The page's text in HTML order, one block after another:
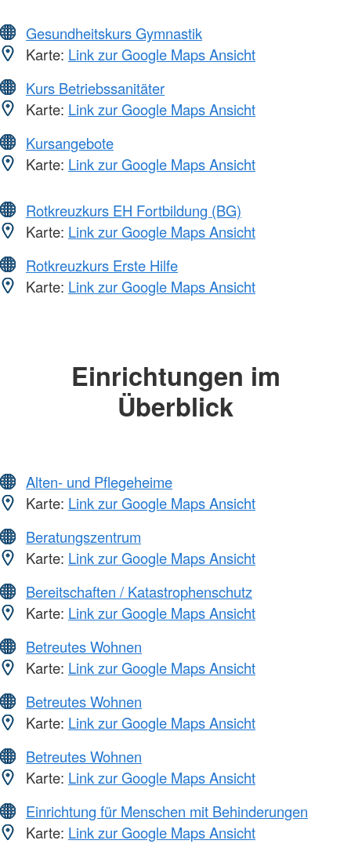
Gesundheitskurs Gymnastik
Karte: Link zur Google Maps Ansicht
Kurs Betriebssanitäter
Karte: Link zur Google Maps Ansicht
Kursangebote
Karte: Link zur Google Maps Ansicht
Rotkreuzkurs EH Fortbildung (BG)
Karte: Link zur Google Maps Ansicht
Rotkreuzkurs Erste Hilfe
Karte: Link zur Google Maps Ansicht
Einrichtungen im
Überblick
Alten- und Pflegeheime
Karte: Link zur Google Maps Ansicht
Beratungszentrum
Karte: Link zur Google Maps Ansicht
Bereitschaften / Katastrophenschutz
Karte: Link zur Google Maps Ansicht
Betreutes Wohnen
Karte: Link zur Google Maps Ansicht
Betreutes Wohnen
Karte: Link zur Google Maps Ansicht
Betreutes Wohnen
Karte: Link zur Google Maps Ansicht
Einrichtung für Menschen mit Behinderungen
Karte: Link zur Google Maps Ansicht